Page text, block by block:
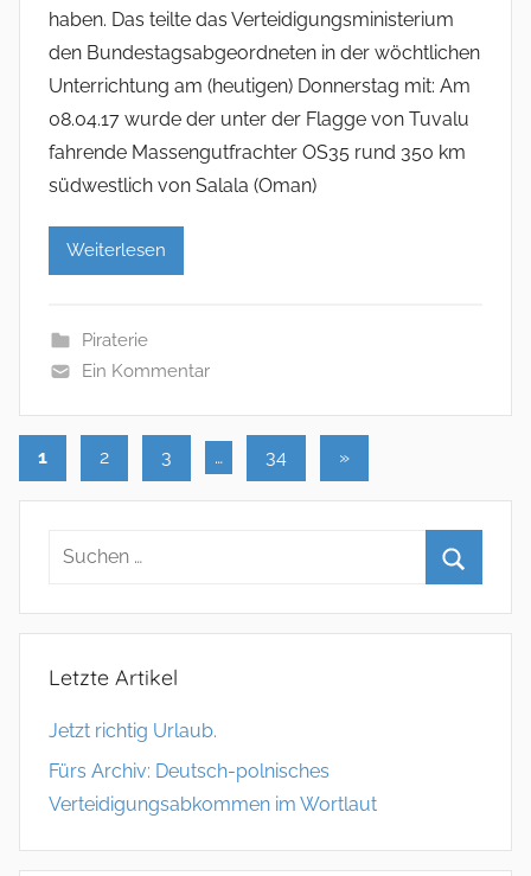
haben. Das teilte das Verteidigungsministerium
den Bundestagsabgeordneten in der wöchtlichen
Unterrichtung am (heutigen) Donnerstag mit: Am
08.04.17 wurde der unter der Flagge von Tuvalu
fahrende Massengutfrachter OS35 rund 350 km
südwestlich von Salala (Oman)
Weiterlesen
Piraterie
Ein Kommentar
Seitennummerierung
Beiträge
1 2 3 … 34
Nächste
»
Letzte Artikel
Jetzt richtig Urlaub.
Fürs Archiv: Deutsch-polnisches
Verteidigungsabkommen im Wortlaut